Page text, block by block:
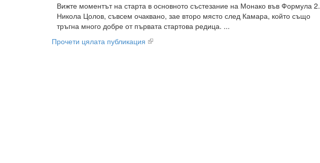
Вижте моментът на старта в основното състезание на Монако във Формула 2.
Никола Цолов, съвсем очаквано, зае второ място след Камара, който също
тръгна много добре от първата стартова редица. ...
Прочети цялата публикация